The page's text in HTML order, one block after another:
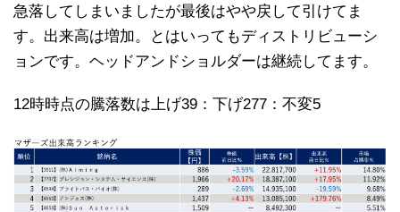
急落してしまいましたが最後はやや戻して引けてま
す。出来高は増加。とはいってもディストリビューシ
ョンです。ヘッドアンドショルダーは継続してます。
12時時点の騰落数は上げ39：下げ277：不変5